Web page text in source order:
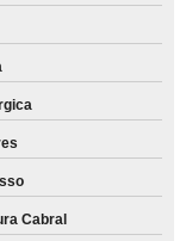
Cabral